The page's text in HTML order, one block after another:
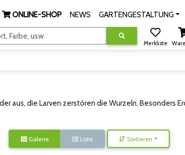
ONLINE-SHOP NEWS GARTENGESTALTUNG
Farbe, usw.
Merkliste
aus, die Larven zerstören die Wurzeln.
Galerie Liste Sortieren